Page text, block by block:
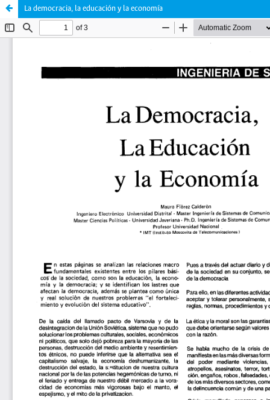
La democracia, la educación y la economía